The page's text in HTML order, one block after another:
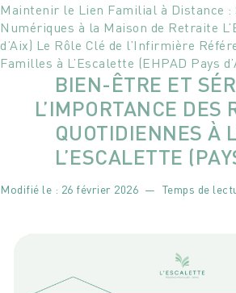
Maintenir le Lien Familial à Distance :
Numériques à la Maison de Retraite
d’Aix) Le Rôle Clé de l’Infirmière
Familles à L’Escalette (EHPAD Pays
BIEN-ÊTRE ET
L’IMPORTANCE DES
QUOTIDIENNES À
L’ESCALETTE
Modifié le : 26 février 2026 — Temps de